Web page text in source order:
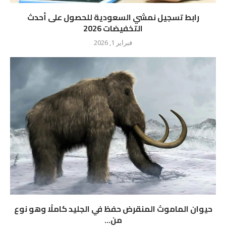
رابط تسجيل نمشي السعودية للحصول على أحدث
التخفيضات 2026
فبراير 1, 2026
حيوان الماموث المنقرض حفظ في الجليد كاملًا وهو نوع
من...